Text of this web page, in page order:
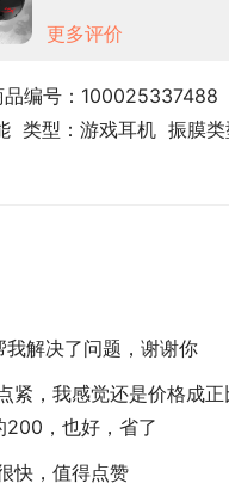
更多评价
编号：
类型：游戏耳机  振膜
解决了问题，谢谢你
紧，我感觉还是价格成
200，也好，省了
快，值得点赞